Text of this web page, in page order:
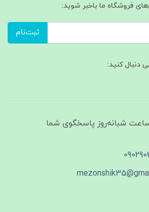
فروشگاه ما باخبر شوید:
ثبت‌نام
دنبال کنید:
روز هفته ، ۲۴ ساعت شبانه‌روز پاسخگوی شما